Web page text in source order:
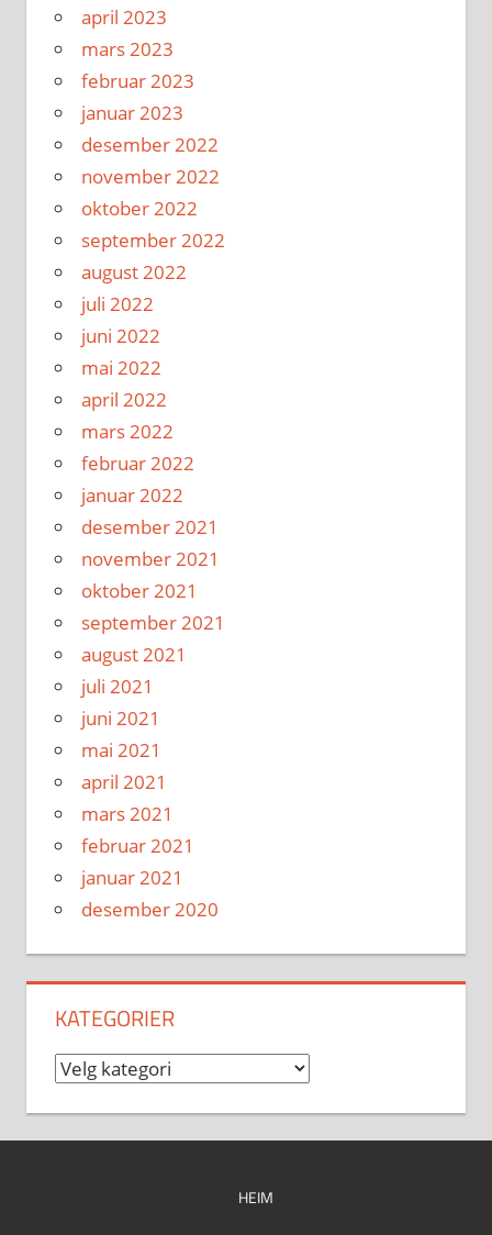
april 2023
mars 2023
februar 2023
januar 2023
desember 2022
november 2022
oktober 2022
september 2022
august 2022
juli 2022
juni 2022
mai 2022
april 2022
mars 2022
februar 2022
januar 2022
desember 2021
november 2021
oktober 2021
september 2021
august 2021
juli 2021
juni 2021
mai 2021
april 2021
mars 2021
februar 2021
januar 2021
desember 2020
KATEGORIER
Kategorier
HEIM